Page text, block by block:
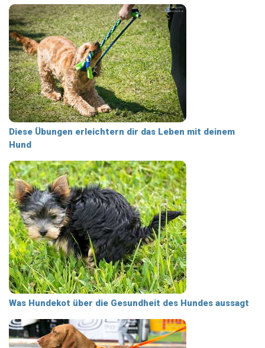
Diese Übungen erleichtern dir das Leben mit deinem
Hund
Was Hundekot über die Gesundheit des Hundes aussagt